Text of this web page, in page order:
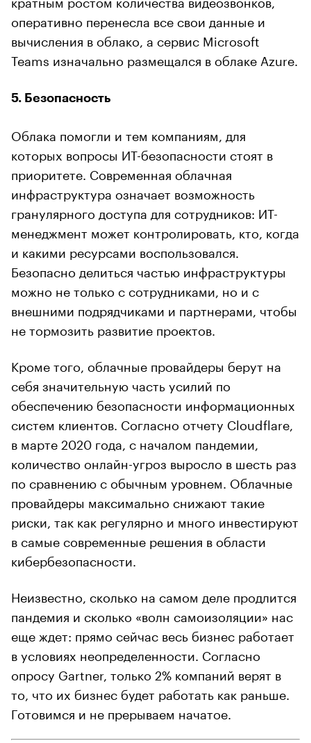
оперативно перенесла все свои данные и
вычисления в облако, а сервис Microsoft
Teams изначально размещался в облаке Azure.
5. Безопасность
Облака помогли и тем компаниям, для
которых вопросы ИТ-безопасности стоят в
приоритете. Современная облачная
инфраструктура означает возможность
гранулярного доступа для сотрудников: ИТ-
менеджмент может контролировать, кто, когда
и какими ресурсами воспользовался.
Безопасно делиться частью инфраструктуры
можно не только с сотрудниками, но и с
внешними подрядчиками и партнерами, чтобы
не тормозить развитие проектов.
Кроме того, облачные провайдеры берут на
себя значительную часть усилий по
обеспечению безопасности информационных
систем клиентов. Согласно отчету Cloudflare,
в марте 2020 года, с началом пандемии,
количество онлайн-угроз выросло в шесть раз
по сравнению с обычным уровнем. Облачные
провайдеры максимально снижают такие
риски, так как регулярно и много инвестируют
в самые современные решения в области
кибербезопасности.
Неизвестно, сколько на самом деле продлится
пандемия и сколько «волн самоизоляции» нас
еще ждет: прямо сейчас весь бизнес работает
в условиях неопределенности. Согласно
опросу Gartner, только 2% компаний верят в
то, что их бизнес будет работать как раньше.
Готовимся и не прерываем начатое.